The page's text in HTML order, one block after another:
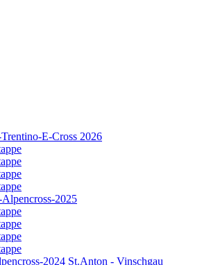
E-Cross 2026
2025
2024 St.Anton - Vinschgau